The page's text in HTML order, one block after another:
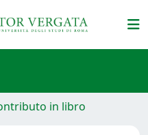
in libro